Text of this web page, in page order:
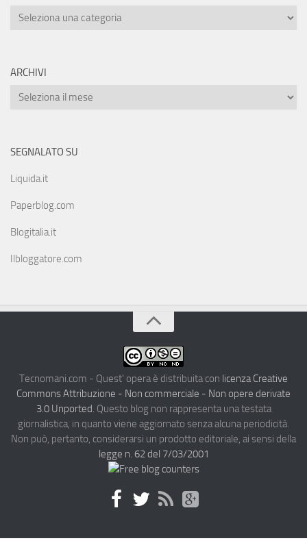
ARCHIVI
SEGNALATO SU
Liquida.it
Paperblog.com
Blogitalia.it
Ilbloggatore.com
Tecnomani.com - Quest' opera è distribuita con licenza Creative
Commons Attribuzione - Non commerciale - Non opere derivate
3.0 Unported. Questo blog non rappresenta una testata
giornalistica, in quanto viene aggiornato senza alcuna periodicità.
Non può, pertanto, considerarsi un prodotto editoriale, ai sensi della
legge n. 62 del 7/03/2001